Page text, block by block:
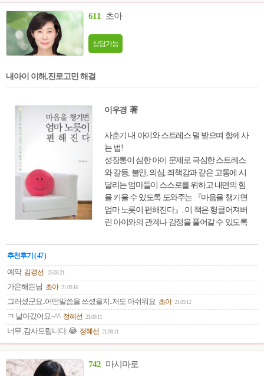
들은 다른 사람들보다 더 먼저 이 고민을 시작
하게 된 것일 뿐 언젠간 당신도 이 고민에 빠
환만으로도 이들은 더 편안하게 자신에 대해
생각하고 유연하게 대처해 나갈 수 있게 될 것
611 초아
상담가능
내아이 이해,진로고민 해결
이우경 著
사춘기 내 아이와 스트레스 덜 받으며 함께 사
는 법!
성장통이 심한 아이 문제로 극심한 스트레스
와 갈등, 불안, 의심, 죄책감과 같은 고통에 시
달리는 엄마들이 스스로를 위하고 내면의 힘
을 키울 수 있도록 도와주는 『마음을 챙기면
엄마 노릇이 편해진다』. 이 책은 헝클어져버
린 아이와의 관계나 감정을 풀어갈 수 있도록
제시한다. 저자는 엄마의 그릇의 크기가 어느
기한다. 쓸데없는 생각을 멈추고, 자신의 의식
을 먹고, 보고, 듣고, 호흡하고, 몸을 움직이며,
가지 마음챙김 원칙과 함께 엄마 자신을 위해
분노의 나날에서 벗어나는 법, 자신의 상처에
서 벗어나 자신을 위로하고 격려하며 새로운
날들로 인생을 채우는 법 등을 제안하고 있다.
추천후기 ( 47 )
예약 김경선 25.03.21
가온해든님 초아 21.09.16
그러셨군요..어떤말씀을 쓰셨을지..저도 아쉬워요 초아 21.09.12
ㅋ 날아갔어요~^^ 정혜선 21.09.11
너무..감사드립니다..😂 정혜선 21.09.11
742 마시마로